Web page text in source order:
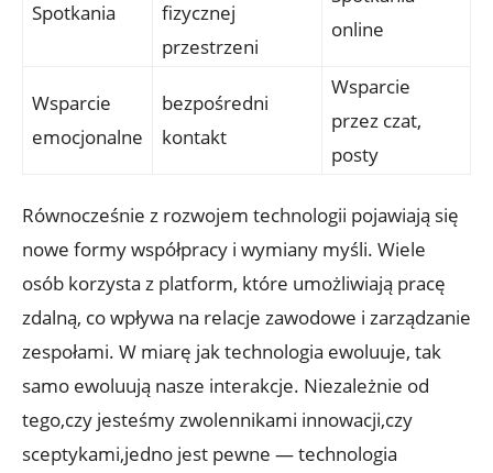
Spotkania
fizycznej
przestrzeni
online
Wsparcie
emocjonalne
bezpośredni
kontakt
Wsparcie
przez czat,
posty
Równocześnie z rozwojem technologii pojawiają się
nowe formy współpracy i wymiany myśli. Wiele
osób korzysta z platform, które umożliwiają pracę
zdalną, co wpływa na relacje zawodowe i zarządzanie
zespołami. W miarę jak technologia ewoluuje, tak
samo ewoluują nasze interakcje. Niezależnie od
tego,czy jesteśmy zwolennikami innowacji,czy
sceptykami,jedno jest pewne — technologia